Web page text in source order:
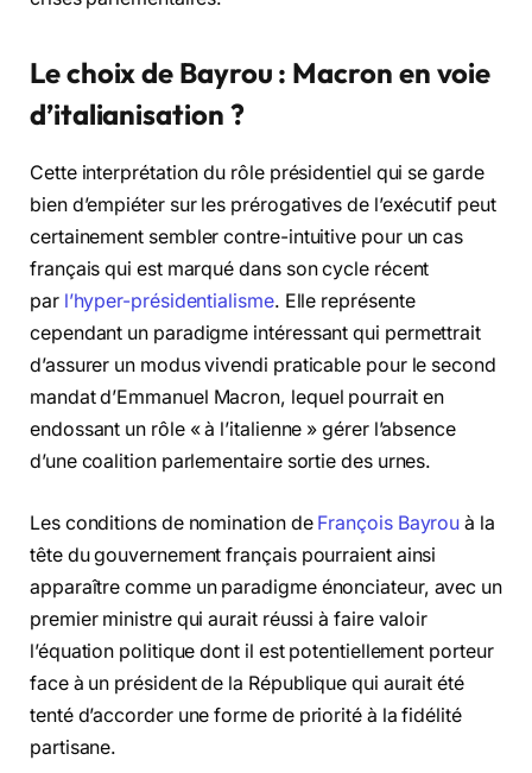
Le choix de Bayrou : Macron en voie
d’italianisation ?
Cette interprétation du rôle présidentiel qui se garde
bien d’empiéter sur les prérogatives de l’exécutif peut
certainement sembler contre-intuitive pour un cas
français qui est marqué dans son cycle récent
par l’hyper-présidentialisme. Elle représente
cependant un paradigme intéressant qui permettrait
d’assurer un modus vivendi praticable pour le second
mandat d’Emmanuel Macron, lequel pourrait en
endossant un rôle « à l’italienne » gérer l’absence
d’une coalition parlementaire sortie des urnes.
Les conditions de nomination de François Bayrou à la
tête du gouvernement français pourraient ainsi
apparaître comme un paradigme énonciateur, avec un
premier ministre qui aurait réussi à faire valoir
l’équation politique dont il est potentiellement porteur
face à un président de la République qui aurait été
tenté d’accorder une forme de priorité à la fidélité
partisane.